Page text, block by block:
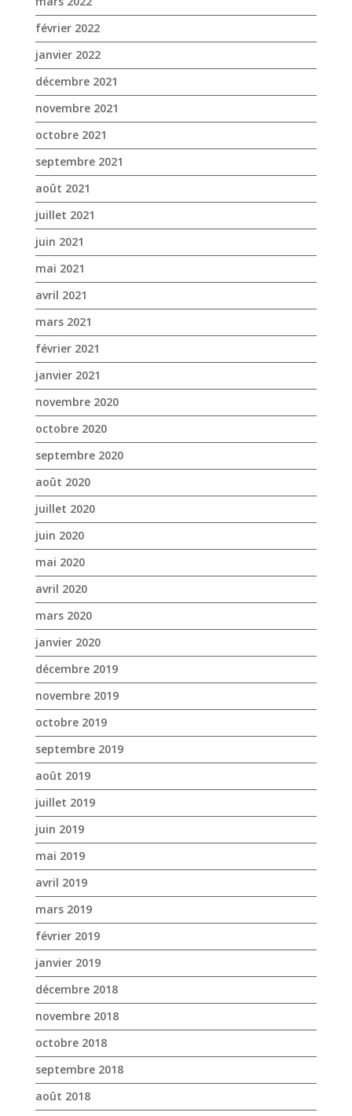
février 2022
janvier 2022
décembre 2021
novembre 2021
octobre 2021
septembre 2021
août 2021
juillet 2021
juin 2021
mai 2021
avril 2021
mars 2021
février 2021
janvier 2021
novembre 2020
octobre 2020
septembre 2020
août 2020
juillet 2020
juin 2020
mai 2020
avril 2020
mars 2020
janvier 2020
décembre 2019
novembre 2019
octobre 2019
septembre 2019
août 2019
juillet 2019
juin 2019
mai 2019
avril 2019
mars 2019
février 2019
janvier 2019
décembre 2018
novembre 2018
octobre 2018
septembre 2018
août 2018